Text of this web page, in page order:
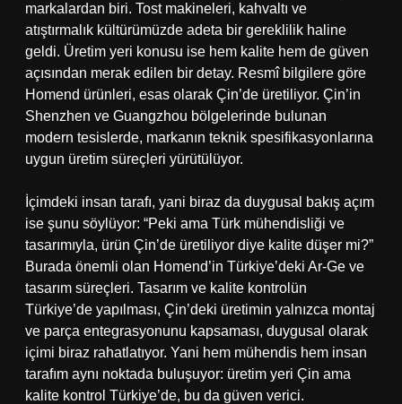
markalardan biri. Tost makineleri, kahvaltı ve
atıştırmalık kültürümüzde adeta bir gereklilik haline
geldi. Üretim yeri konusu ise hem kalite hem de güven
açısından merak edilen bir detay. Resmî bilgilere göre
Homend ürünleri, esas olarak Çin’de üretiliyor. Çin’in
Shenzhen ve Guangzhou bölgelerinde bulunan
modern tesislerde, markanın teknik spesifikasyonlarına
uygun üretim süreçleri yürütülüyor.
İçimdeki insan tarafı, yani biraz da duygusal bakış açım
ise şunu söylüyor: “Peki ama Türk mühendisliği ve
tasarımıyla, ürün Çin’de üretiliyor diye kalite düşer mi?”
Burada önemli olan Homend’in Türkiye’deki Ar-Ge ve
tasarım süreçleri. Tasarım ve kalite kontrolün
Türkiye’de yapılması, Çin’deki üretimin yalnızca montaj
ve parça entegrasyonunu kapsaması, duygusal olarak
içimi biraz rahatlatıyor. Yani hem mühendis hem insan
tarafım aynı noktada buluşuyor: üretim yeri Çin ama
kalite kontrol Türkiye’de, bu da güven verici.